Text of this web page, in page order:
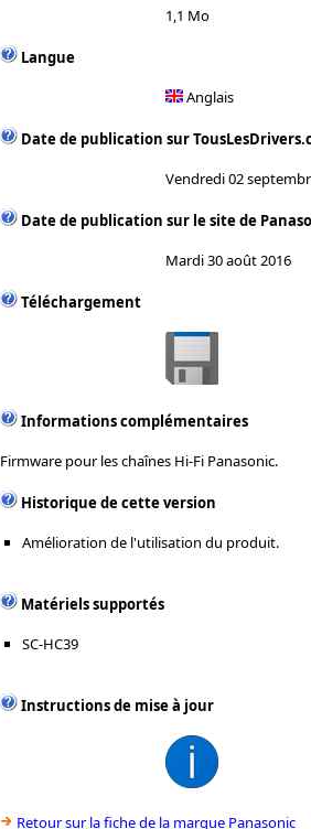
1,1 Mo
Langue
Anglais
Date de publication sur
Vendredi 02
Date de publication sur le site de
Mardi 30 août 2016
Téléchargement
Informations complémentaires
Firmware pour les chaînes Hi-Fi Panasonic.
Historique de cette version
Amélioration de l'utilisation du produit.
Matériels supportés
SC-HC39
Instructions de mise à jour
Retour sur la fiche de la marque Panasonic